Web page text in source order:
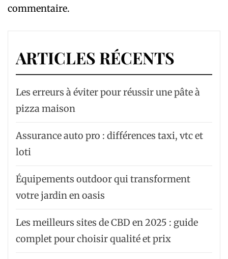
commentaire.
ARTICLES RÉCENTS
Les erreurs à éviter pour réussir une pâte à
pizza maison
Assurance auto pro : différences taxi, vtc et
loti
Équipements outdoor qui transforment
votre jardin en oasis
Les meilleurs sites de CBD en 2025 : guide
complet pour choisir qualité et prix